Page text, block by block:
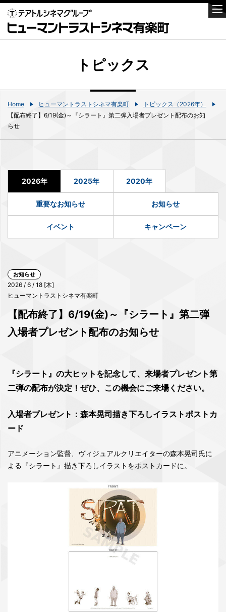
トピックス
Home ヒューマントラストシネマ有楽町
トピックス（2026年）
【配布終了】6/19(金)～『シラート』第二弾入場者プレゼント配布のお知
らせ
2026年 2025年 2020年
重要なお知らせ お知らせ
イベント キャンペーン
お知らせ
2026 / 6 / 18 [木]
ヒューマントラストシネマ有楽町
【配布終了】6/19(金)～『シラート』第二弾
入場者プレゼント配布のお知らせ
『シラート』の大ヒットを記念して、来場者プレゼント第
二弾の配布が決定！ぜひ、この機会にご来場ください。
入場者プレゼント：森本晃司描き下ろしイラストポストカ
ード
アニメーション監督、ヴィジュアルクリエイターの森本晃司氏に
よる『シラート』描き下ろしイラストをポストカードに。